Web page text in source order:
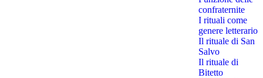
confraternite
I rituali come
genere letterario
Il rituale di San
Salvo
Il rituale di
Bitetto